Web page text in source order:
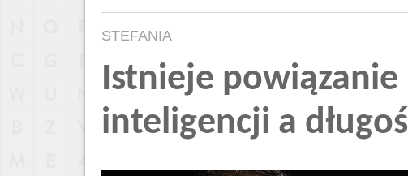
STEFANIA
Istnieje
inteligencji a